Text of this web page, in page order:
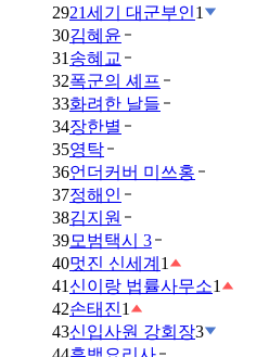
2921세기 대군부인1
30김혜윤
31 송혜교
32폭군의 셰프
33화려한 날들
34장한별
35영탁
36언더커버 미쓰홍
37정해인
38김지원
39모범택시 3
40멋진 신세계 1
41 신이랑 법률사무소1
42손태진1
43신입사원 강회장3